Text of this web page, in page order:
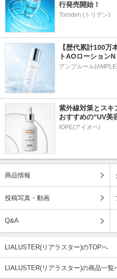
行発売開始！
Torriden (トリデン)
【歴代累計100万
トAOローション
アンプルール
紫外線対策とスキ
おすすめの“UV美
IOPE(アイオペ)
商品情報
投稿写真・動画
Q&A
LIALUSTER(リアラスター)のTOPへ
LIALUSTER(リアラスター)の商品一覧